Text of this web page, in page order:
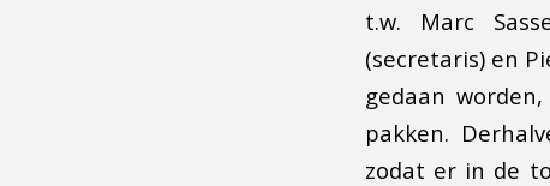
t.w. Marc
(secretaris) en
gedaan
pakken.
zodat er in de